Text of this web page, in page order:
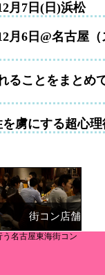
月7日(日)浜松
月6日@名古屋（
ることをまとめ
虜にする超心理
街コン店舗
名古屋東海街コン